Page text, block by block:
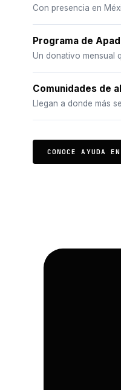
Con presencia en
Programa de
Un donativo mensual
Comunidades de
Llegan a donde más
CONOCE AYUDA